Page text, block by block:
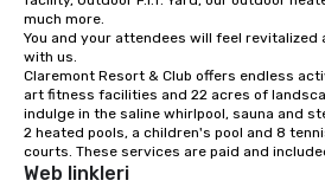
much more.
You and your attendees will feel
with us.
Claremont Resort & Club offers endless
art fitness facilities and 22 acres of
indulge in the saline whirlpool, sauna and
2 heated pools, a children's pool and 8
courts. These services are paid and
Web linkleri